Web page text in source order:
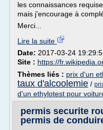
les connaissances
mais j'encourage à
Merci...
Lire la suite
Date: 2017-03-24
Site : https://
Thèmes liés : prix d'un
taux d'alcoolemie /
d'un ethylotest pour
permis securite
permis de